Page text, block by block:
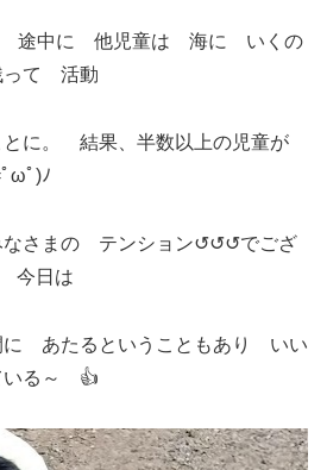
途中に 他児童は 海に いくの
って 活動
に。 結果、半数以上の児童が
ωﾟ)ﾉ
さまの テンション↺↺↺でござ
今日は
あたるということもあり いい
る～ 👍